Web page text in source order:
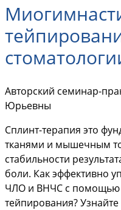
Авторский семинар-
Юрьевны
Сплинт-терапия это
тканями и мышечным
стабильности
боли. Как эффективно
ЧЛО и ВНЧС с помощью
тейпирования?